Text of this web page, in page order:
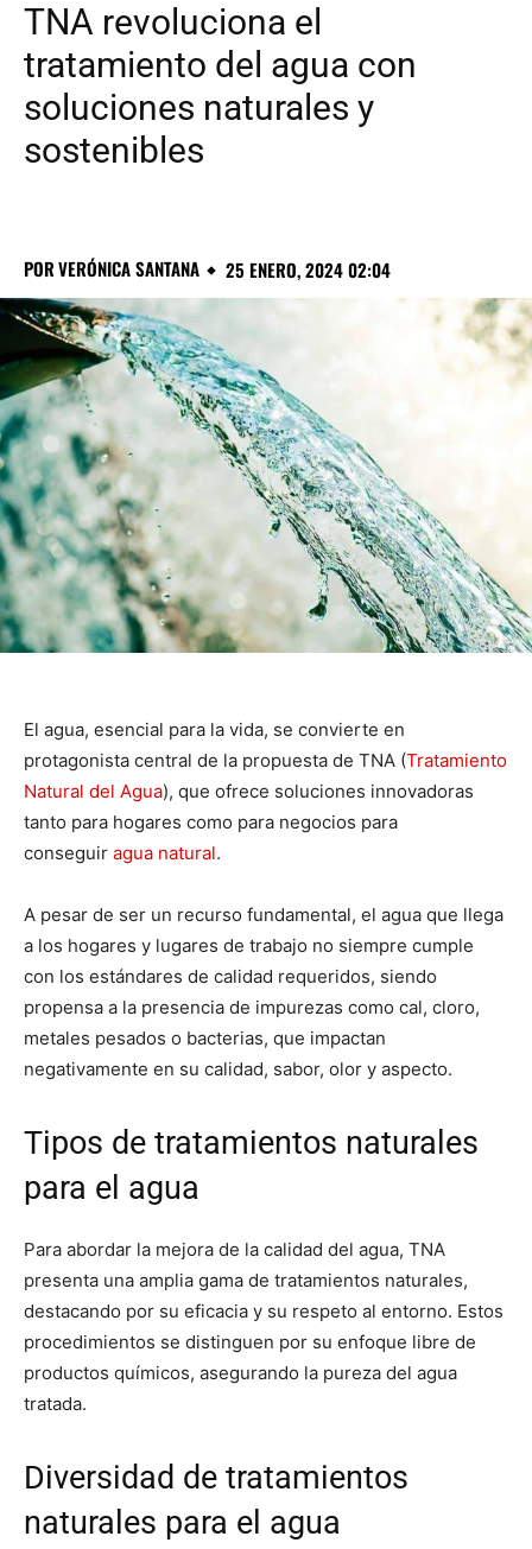
TNA revoluciona el
tratamiento del agua con
soluciones naturales y
sostenibles
PORVERÓNICA SANTANA 25 ENERO, 2024 02:04
El agua, esencial para la vida, se convierte en
protagonista central de la propuesta de TNA (Tratamiento
Natural del Agua), que ofrece soluciones innovadoras
tanto para hogares como para negocios para
conseguir agua natural.
A pesar de ser un recurso fundamental, el agua que llega
a los hogares y lugares de trabajo no siempre cumple
con los estándares de calidad requeridos, siendo
propensa a la presencia de impurezas como cal, cloro,
metales pesados o bacterias, que impactan
negativamente en su calidad, sabor, olor y aspecto.
Tipos de tratamientos naturales
para el agua
Para abordar la mejora de la calidad del agua, TNA
presenta una amplia gama de tratamientos naturales,
destacando por su eficacia y su respeto al entorno. Estos
procedimientos se distinguen por su enfoque libre de
productos químicos, asegurando la pureza del agua
tratada.
Diversidad de tratamientos
naturales para el agua